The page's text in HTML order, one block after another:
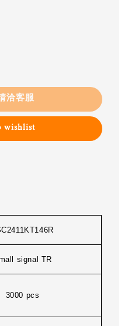
洽客服
wishlist
signal TR
3000 pcs